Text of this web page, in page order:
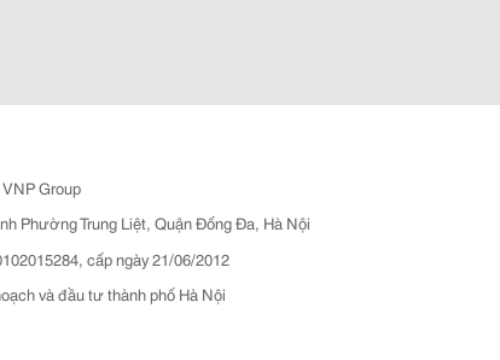
Group
Phường Trung Liệt, Quận Đống Đa, Hà Nội
cấp ngày 21/06/2012
và đầu tư thành phố Hà Nội